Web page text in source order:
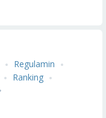
Regulamin
Ranking